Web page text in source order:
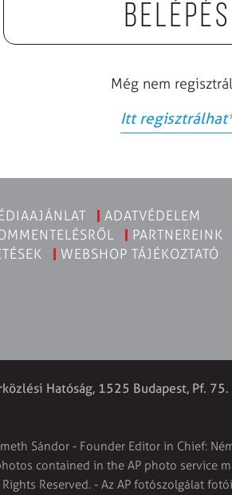
Belépés
Még nem
Itt regisztrálhat
ADATVÉDELEM
PARTNEREINK
WEBSHOP TÁJÉKOZTATÓ
Hatóság, 1525 Budapest, Pf.
Sándor - Founder Editor in Chief:
contained in the AP photo
Rights Reserved. - Az AP fotószolgálat